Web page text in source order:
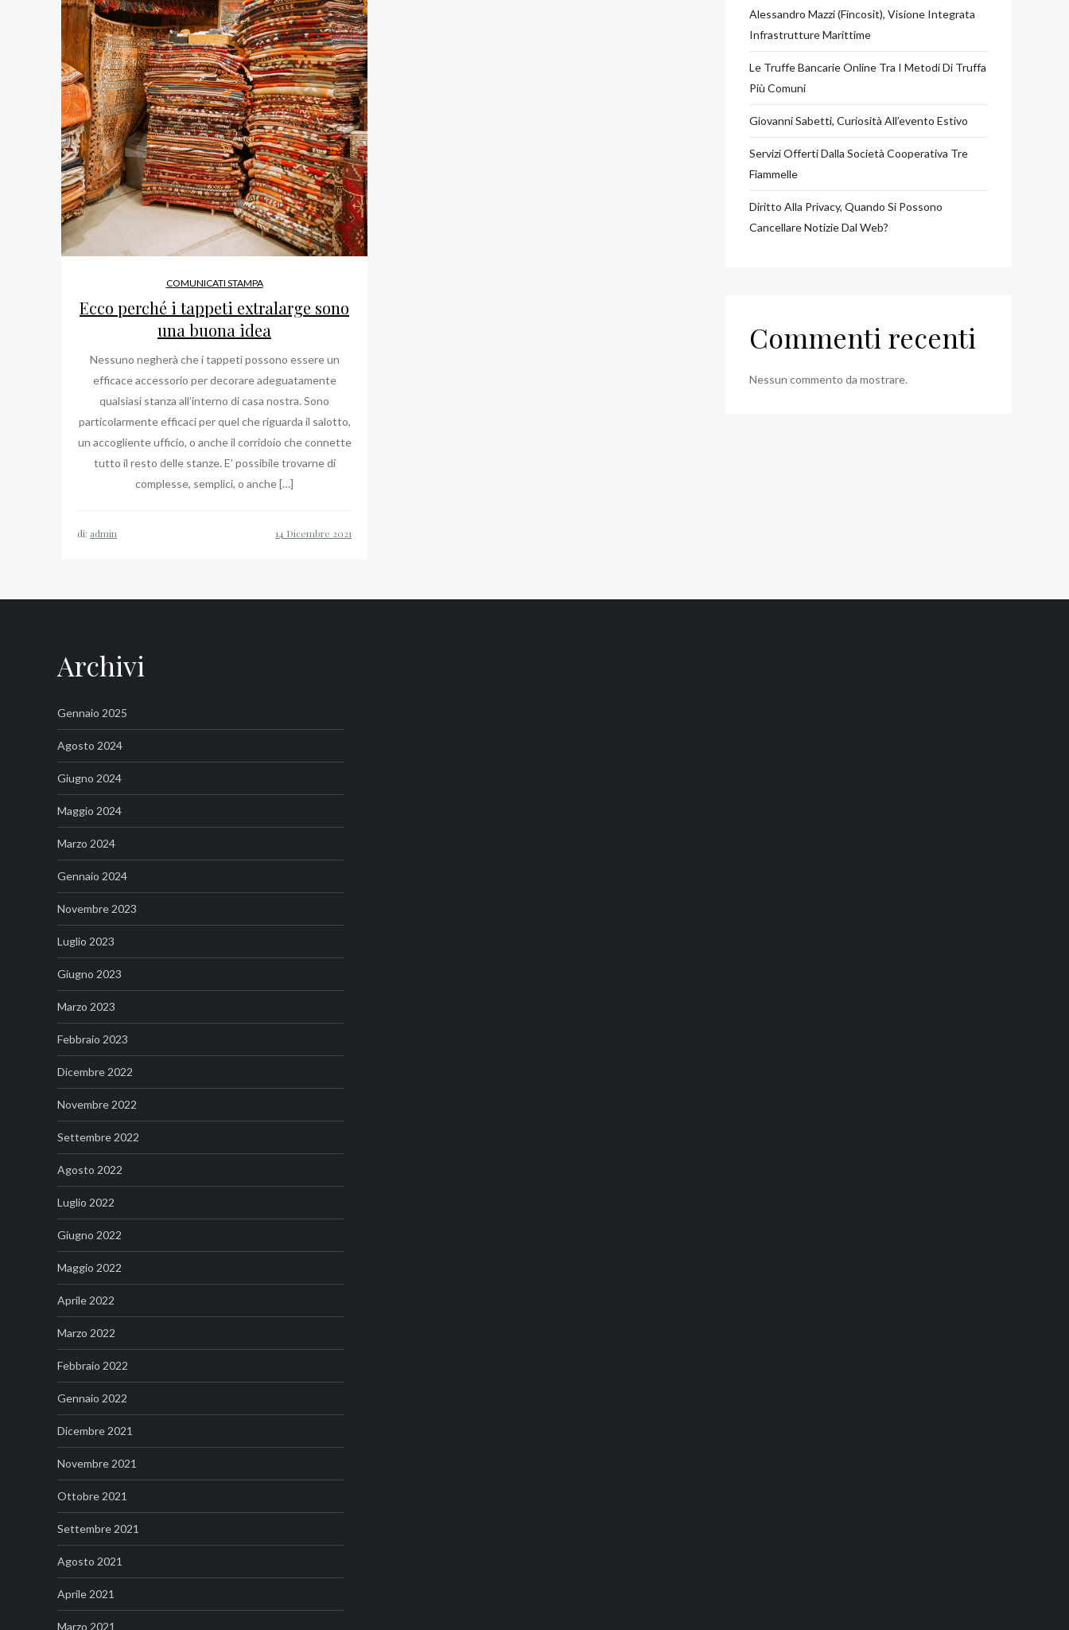
COMUNICATI STAMPA
Ecco perché i tappeti extralarge sono
una buona idea
Nessuno negherà che i tappeti possono essere un
efficace accessorio per decorare adeguatamente
qualsiasi stanza all’interno di casa nostra. Sono
particolarmente efficaci per quel che riguarda il salotto,
un accogliente ufficio, o anche il corridoio che connette
tutto il resto delle stanze. E’ possibile trovarne di
complesse, semplici, o anche […]
di: admin
Alessandro Mazzi (Fincosit), Visione Integrata
Infrastrutture Marittime
Le Truffe Bancarie Online Tra I Metodi Di Truffa
Più Comuni
Giovanni Sabetti, Curiosità All’evento Estivo
Servizi Offerti Dalla Società Cooperativa Tre
Fiammelle
Diritto Alla Privacy, Quando Si Possono
Cancellare Notizie Dal Web?
Commenti recenti
Nessun commento da mostrare.
Archivi
Gennaio 2025
Agosto 2024
Giugno 2024
Maggio 2024
Marzo 2024
Gennaio 2024
Novembre 2023
Luglio 2023
Giugno 2023
Marzo 2023
Febbraio 2023
Dicembre 2022
Novembre 2022
Settembre 2022
Agosto 2022
Luglio 2022
Giugno 2022
Maggio 2022
Aprile 2022
Marzo 2022
Febbraio 2022
Gennaio 2022
Dicembre 2021
Novembre 2021
Ottobre 2021
Settembre 2021
Agosto 2021
Aprile 2021
Marzo 2021